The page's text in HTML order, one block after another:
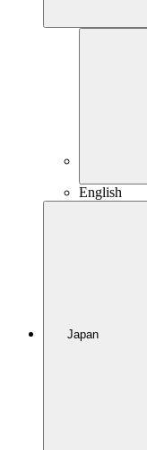
English
Japan